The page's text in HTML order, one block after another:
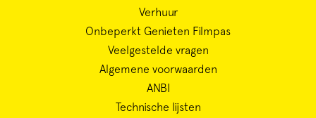
Verhuur
Onbeperkt Genieten Filmpas
Veelgestelde vragen
Algemene voorwaarden
ANBI
Technische lijsten